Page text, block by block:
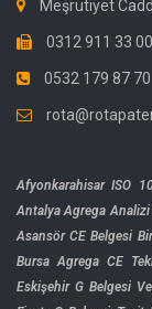
Meşrutiyet
0312 911 33 00
0532 179 87 70
Afyonkarahisar ISO
Antalya Agrega Analizi
Asansör CE Belgesi
Bursa Agrega CE
Eskişehir G Belgesi